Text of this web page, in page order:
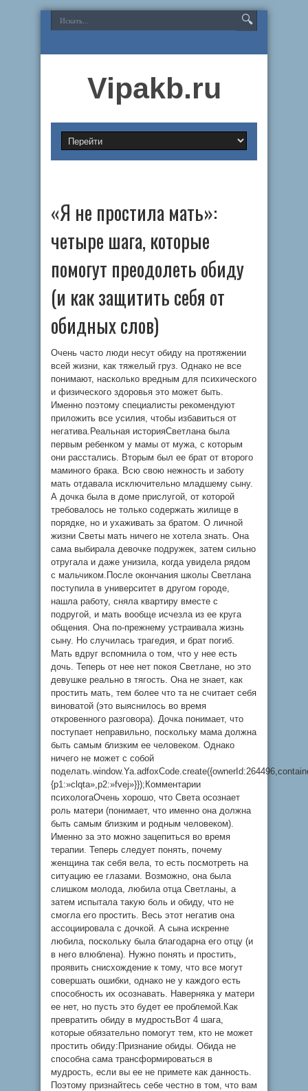
Vipakb.ru
«Я не простила мать»:
четыре шага, которые
помогут преодолеть обиду
(и как защитить себя от
обидных слов)
Очень часто люди несут обиду на протяжении
всей жизни, как тяжелый груз. Однако не все
понимают, насколько вредным для психического
и физического здоровья это может быть.
Именно поэтому специалисты рекомендуют
приложить все усилия, чтобы избавиться от
негатива.Реальная историяСветлана была
первым ребенком у мамы от мужа, с которым
они расстались. Вторым был ее брат от второго
маминого брака. Всю свою нежность и заботу
мать отдавала исключительно младшему сыну.
А дочка была в доме прислугой, от которой
требовалось не только содержать жилище в
порядке, но и ухаживать за братом. О личной
жизни Светы мать ничего не хотела знать. Она
сама выбирала девочке подружек, затем сильно
отругала и даже унизила, когда увидела рядом
с мальчиком.После окончания школы Светлана
поступила в университет в другом городе,
нашла работу, сняла квартиру вместе с
подругой, и мать вообще исчезла из ее круга
общения. Она по-прежнему устраивала жизнь
сыну. Но случилась трагедия, и брат погиб.
Мать вдруг вспомнила о том, что у нее есть
дочь. Теперь от нее нет покоя Светлане, но это
девушке реально в тягость. Она не знает, как
простить мать, тем более что та не считает себя
виноватой (это выяснилось во время
откровенного разговора). Дочка понимает, что
поступает неправильно, поскольку мама должна
быть самым близким ее человеком. Однако
ничего не может с собой
{p1:»clqta»,p2:»fvej»}});Комментарии
психологаОчень хорошо, что Света осознает
роль матери (понимает, что именно она должна
быть самым близким и родным человеком).
Именно за это можно зацепиться во время
терапии. Теперь следует понять, почему
женщина так себя вела, то есть посмотреть на
ситуацию ее глазами. Возможно, она была
слишком молода, любила отца Светланы, а
затем испытала такую боль и обиду, что не
смогла его простить. Весь этот негатив она
ассоциировала с дочкой. А сына искренне
любила, поскольку была благодарна его отцу (и
в него влюблена). Нужно понять и простить,
проявить снисхождение к тому, что все могут
совершать ошибки, однако не у каждого есть
способность их осознавать. Наверняка у матери
ее нет, но пусть это будет ее проблемой.Как
превратить обиду в мудростьВот 4 шага,
которые обязательно помогут тем, кто не может
простить обиду:Признание обиды. Обида не
способна сама трансформироваться в
мудрость, если вы ее не примете как данность.
Поэтому признайтесь себе честно в том, что вам